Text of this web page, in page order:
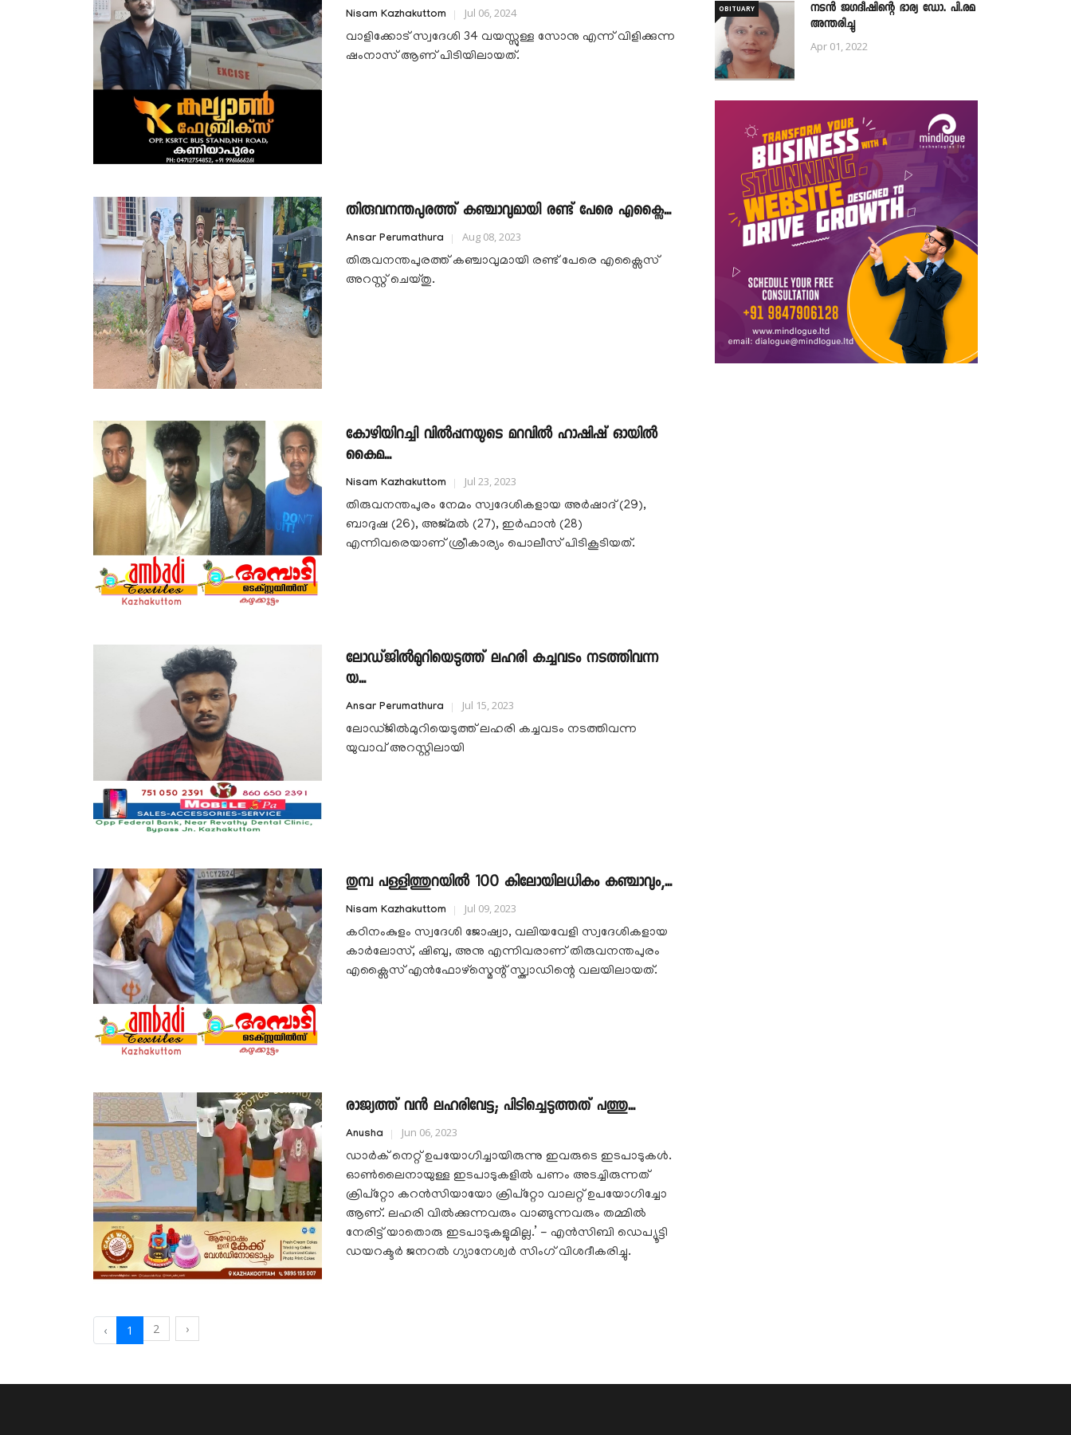
Nisam Kazhakuttom
Jul 06, 2024
വാളിക്കോട് സ്വദേശി 34 വയസ്സുള്ള സോനു എന്ന് വിളിക്കുന്ന
ഷംനാസ് ആണ് പിടിയിലായത്.
തിരുവനന്തപുരത്ത് കഞ്ചാവുമായി രണ്ട് പേരെ എക്സൈ...
Ansar Perumathura
Aug 08, 2023
തിരുവനന്തപുരത്ത് കഞ്ചാവുമായി രണ്ട് പേരെ എക്സൈസ്
അറസ്റ്റ് ചെയ്തു.
കോഴിയിറച്ചി വിൽപ്പനയുടെ മറവിൽ ഹാഷിഷ് ഓയിൽ
കൈമ...
Nisam Kazhakuttom
Jul 23, 2023
തിരുവനന്തപുരം നേമം സ്വദേശികളായ അർഷാദ് (29),
ബാദുഷ (26), അജ്മൽ (27), ഇർഫാൻ (28)
എന്നിവരെയാണ് ശ്രീകാര്യം പൊലീസ് പിടികൂടിയത്.
ലോഡ്ജിൽമുറിയെടുത്ത് ലഹരി കച്ചവടം നടത്തിവന്ന
യ...
Ansar Perumathura
Jul 15, 2023
ലോഡ്ജിൽമുറിയെടുത്ത് ലഹരി കച്ചവടം നടത്തിവന്ന
യുവാവ് അറസ്റ്റിലായി
തുമ്പ പള്ളിത്തുറയിൽ 100 കിലോയിലധികം കഞ്ചാവും,...
Nisam Kazhakuttom
Jul 09, 2023
കഠിനംകുളം സ്വദേശി ജോഷ്വാ, വലിയവേളി സ്വദേശികളായ
കാർലോസ്, ഷിബു, അനു എന്നിവരാണ് തിരുവനന്തപുരം
എക്സൈസ് എൻഫോഴ്സ്മെന്റ് സ്ക്വാഡിന്റെ വലയിലായത്.
രാജ്യത്ത് വൻ ലഹരിവേട്ട; പിടിച്ചെടുത്തത് പത്തു...
Anusha
Jun 06, 2023
ഡാർക് നെറ്റ് ഉപയോഗിച്ചായിരുന്നു ഇവരുടെ ഇടപാടുകൾ.
ഓൺലൈനായുള്ള ഇടപാടുകളിൽ പണം അടച്ചിരുന്നത്
ക്രിപ്റ്റോ കറൻസിയായോ ക്രിപ്റ്റോ വാലറ്റ് ഉപയോഗിച്ചോ
ആണ്. ലഹരി വിൽക്കുന്നവരും വാങ്ങുന്നവരും തമ്മിൽ
നേരിട്ട് യാതൊരു ഇടപാടുകളുമില്ല.’ - എൻസിബി ഡെപ്യൂട്ടി
ഡയറക്ടർ ജനറൽ ഗ്യാനേശ്വർ സിംഗ് വിശദീകരിച്ചു.
‹ 1 2 ›
OBITUARY
നടൻ ജഗദീഷിന്റെ ഭാര്യ ഡോ. പി.രമ
അന്തരിച്ചു
Apr 01, 2022